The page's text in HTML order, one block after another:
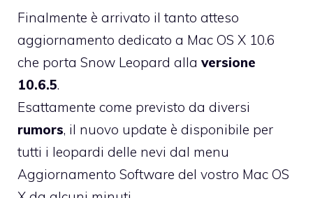
Finalmente è arrivato il tanto atteso
aggiornamento dedicato a Mac OS X 10.6
che porta Snow Leopard alla versione
10.6.5.
Esattamente come previsto da diversi
rumors, il nuovo update è disponibile per
tutti i leopardi delle nevi dal menu
Aggiornamento Software del vostro Mac OS